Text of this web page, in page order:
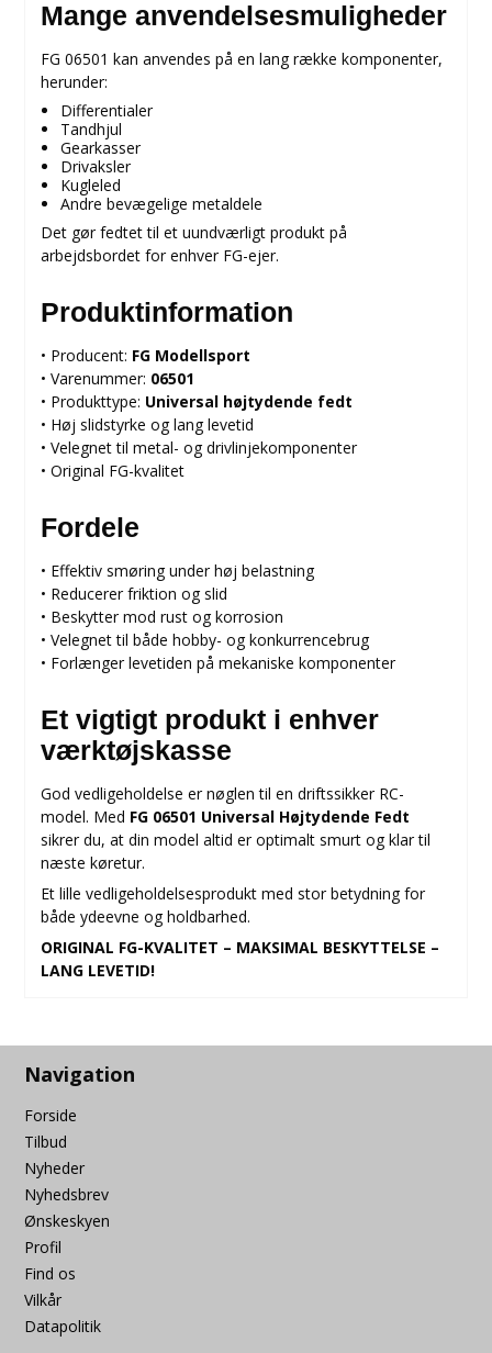
Mange anvendelsesmuligheder
FG 06501 kan anvendes på en lang række komponenter,
herunder:
Differentialer
Tandhjul
Gearkasser
Drivaksler
Kugleled
Andre bevægelige metaldele
Det gør fedtet til et uundværligt produkt på
arbejdsbordet for enhver FG-ejer.
Produktinformation
• Producent: FG Modellsport
• Varenummer: 06501
• Produkttype: Universal højtydende fedt
• Høj slidstyrke og lang levetid
• Velegnet til metal- og drivlinjekomponenter
• Original FG-kvalitet
Fordele
• Effektiv smøring under høj belastning
• Reducerer friktion og slid
• Beskytter mod rust og korrosion
• Velegnet til både hobby- og konkurrencebrug
• Forlænger levetiden på mekaniske komponenter
Et vigtigt produkt i enhver
værktøjskasse
God vedligeholdelse er nøglen til en driftssikker RC-
model. Med FG 06501 Universal Højtydende Fedt
sikrer du, at din model altid er optimalt smurt og klar til
næste køretur.
Et lille vedligeholdelsesprodukt med stor betydning for
både ydeevne og holdbarhed.
ORIGINAL FG-KVALITET – MAKSIMAL BESKYTTELSE –
LANG LEVETID!
Navigation
Forside
Tilbud
Nyheder
Nyhedsbrev
Ønskeskyen
Profil
Find os
Vilkår
Datapolitik